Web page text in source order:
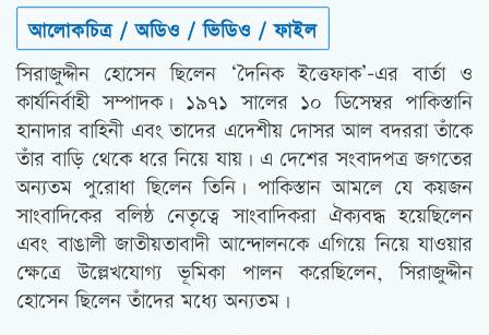
আলোকচিত্র / অডিও / ভিডিও / ফাইল
সিরাজুদ্দীন হোসেন ছিলেন ‘দৈনিক ইত্তেফাক’-এর বার্তা ও
কার্যনির্বাহী সম্পাদক। ১৯৭১ সালের ১০ ডিসেম্বর পাকিস্তানি
হানাদার বাহিনী এবং তাদের এদেশীয় দোসর আল বদররা তাঁকে
তাঁর বাড়ি থেকে ধরে নিয়ে যায়। এ দেশের সংবাদপত্র জগতের
অন্যতম পুরোধা ছিলেন তিনি। পাকিস্তান আমলে যে কয়জন
সাংবাদিকের বলিষ্ঠ নেতৃত্বে সাংবাদিকরা ঐক্যবদ্ধ হয়েছিলেন
এবং বাঙালী জাতীয়তাবাদী আন্দোলনকে এগিয়ে নিয়ে যাওয়ার
ক্ষেত্রে উল্লেখযোগ্য ভূমিকা পালন করেছিলেন, সিরাজুদ্দীন
হোসেন ছিলেন তাঁদের মধ্যে অন্যতম।